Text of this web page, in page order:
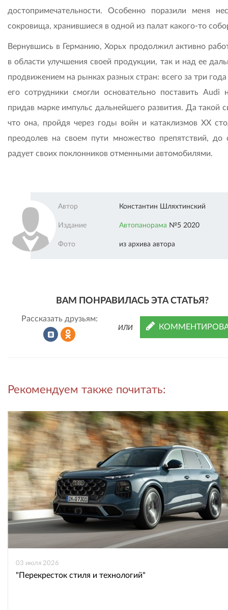
достопримечательности. Особенно пора­зили меня
сокровища, хранившиеся в одной из палат какого-то
Вернувшись в Германию, Хорьх продолжил активно
в области улучшения своей продукции, так и над ее
продвижением на рынках разных стран: всего за три
его сотрудники смогли основательно поставить Audi
придав марке импульс дальнейшего развития. Да такой
что она, пройдя через годы войн и катаклизмов ХХ
преодолев на своем пути множество препятствий, до
радует своих поклонников отменными автомобилями.
Автор Константин Шляхтинский
Издание Автопанорама №5 2020
Фото из архива автора
ВАМ ПОНРАВИЛАСЬ ЭТА СТАТЬЯ?
Рассказать друзьям:
во
ВКонтакте
в
Одноклассниках
ИЛИ
Рекомендуем также почитать:
03 июля 2026
"Перекресток стиля и технологий"